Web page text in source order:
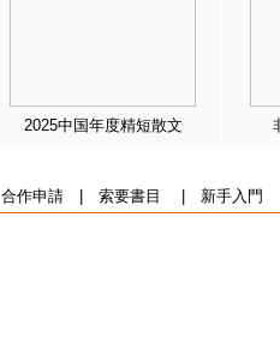
2025中国年度精短散文
合作申請| 索要書目 新手入門